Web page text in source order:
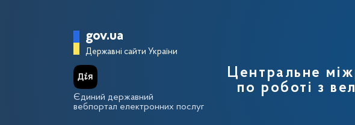
Головна сторінка Державної
gov.ua
Державні сайти України
Єдиний державний
вебпортал електронних послуг
Центральне
по роботі з